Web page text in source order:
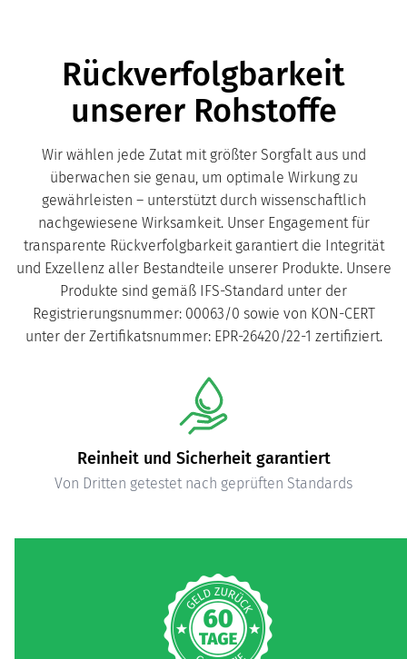
Rückverfolgbarkeit
unserer Rohstoffe
Wir wählen jede Zutat mit größter Sorgfalt aus und
überwachen sie genau, um optimale Wirkung zu
gewährleisten – unterstützt durch wissenschaftlich
nachgewiesene Wirksamkeit. Unser Engagement für
transparente Rückverfolgbarkeit garantiert die Integrität
und Exzellenz aller Bestandteile unserer Produkte. Unsere
Produkte sind gemäß IFS-Standard unter der
Registrierungsnummer: 00063/0 sowie von KON-CERT
unter der Zertifikatsnummer: EPR-26420/22-1 zertifiziert.
Reinheit und Sicherheit garantiert
Von Dritten getestet nach geprüften Standards